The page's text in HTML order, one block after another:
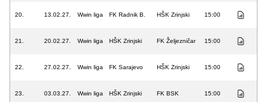
20. 13.02.27. Wwin liga FK Radnik B. HŠK Zrinjski 15:00
21. 20.02.27. Wwin liga HŠK Zrinjski FK Željezničar 15:00
22. 27.02.27. Wwin liga FK Sarajevo HŠK Zrinjski 15:00
23. 03.03.27. Wwin liga HŠK Zrinjski FK BSK 15:00